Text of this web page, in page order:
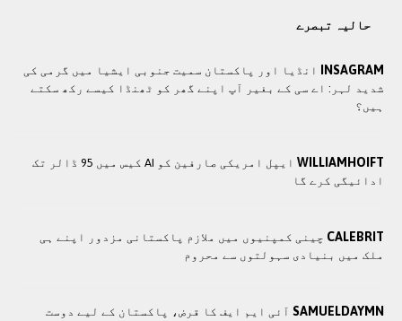
حالیہ تبصرے
INSAGRAM انڈیا اور پاکستان سمیت جنوبی ایشیا میں گرمی کی
شدید لہر: اے سی کے بغیر آپ اپنے گھر کو ٹھنڈا کیسے رکھ سکتے
ہیں؟
WILLIAMHOIFT
ایپل امریکی صارفین کو AI کیس میں 95 ڈالر تک
ادائیگی کرے گا
CALEBRIT چينی کمپنيوں ميں ملازم پاکستانی مزدور اپنے ہی
ملک ميں بنيادی سہولتوں سے محروم
SAMUELDAYMN آئی ایم ایف کا قرض، پاکستان کے لیے دوست